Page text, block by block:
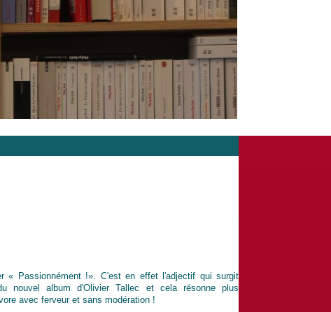
« Passionnément !». C'est en effet l'adjectif qui surgit
nouvel album d'Olivier Tallec et cela résonne plus
avec ferveur et sans modération !